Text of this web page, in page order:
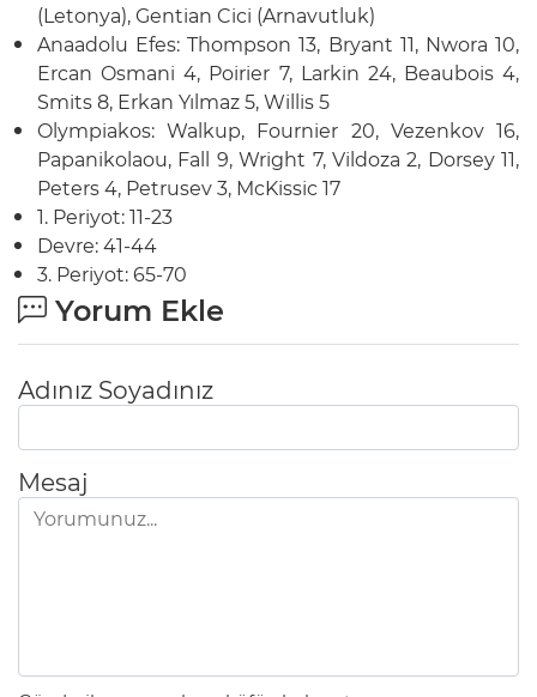
(Letonya), Gentian Cici (Arnavutluk)
Anaadolu Efes: Thompson 13, Bryant 11, Nwora 10,
Ercan Osmani 4, Poirier 7, Larkin 24, Beaubois 4,
Smits 8, Erkan Yılmaz 5, Willis 5
Olympiakos: Walkup, Fournier 20, Vezenkov 16,
Papanikolaou, Fall 9, Wright 7, Vildoza 2, Dorsey 11,
Peters 4, Petrusev 3, McKissic 17
1. Periyot: 11-23
Devre: 41-44
3. Periyot: 65-70
Yorum Ekle
Adınız Soyadınız
Mesaj